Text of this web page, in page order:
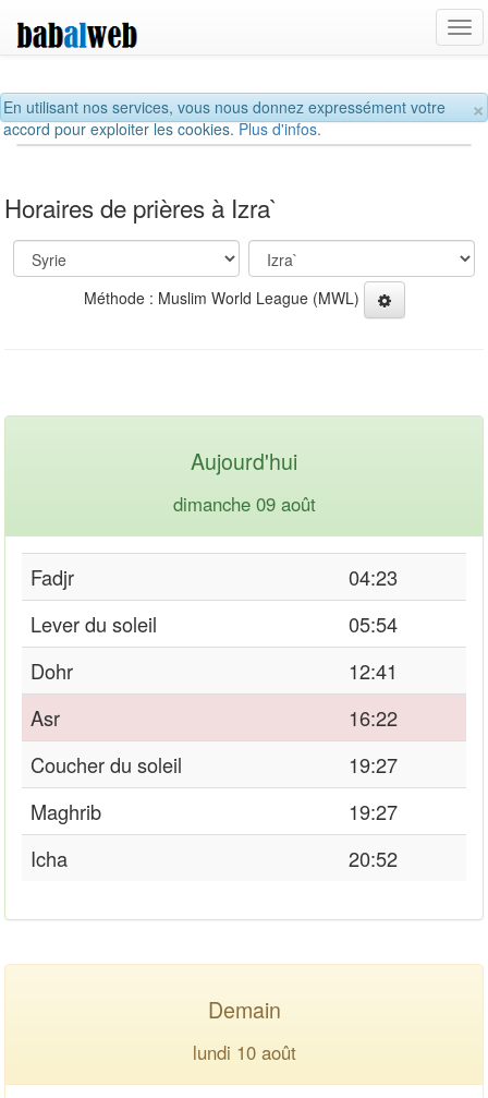
×
En utilisant nos services, vous nous donnez expressément votre
accord pour exploiter les cookies.Plus d'infos.
Horaires de prières à Izra`
Méthode : Muslim World League (MWL)
Aujourd'hui
dimanche 09 août
Fadjr
04:23
Lever du soleil
05:54
Dohr
12:41
Asr
16:22
Coucher du soleil
19:27
Maghrib
19:27
Icha
20:52
Demain
lundi 10 août